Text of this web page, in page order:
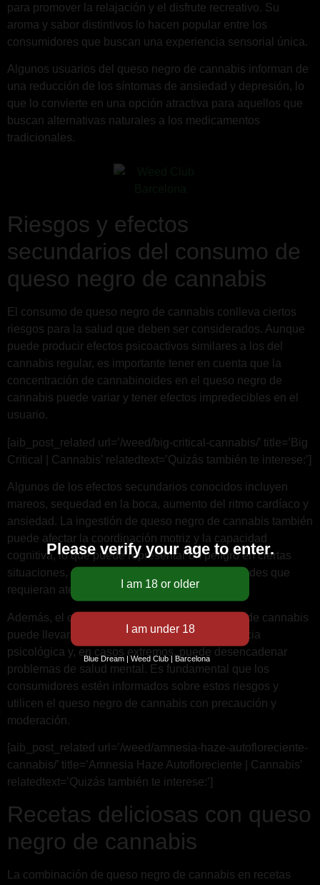
para promover la relajación y el disfrute recreativo. Su
aroma y sabor distintivos lo hacen popular entre los
consumidores que buscan una experiencia sensorial única.
Algunos usuarios del queso negro de cannabis informan de
una reducción de los síntomas de ansiedad y depresión, lo
que lo convierte en una opción atractiva para aquellos que
buscan alternativas naturales a los medicamentos
tradicionales.
Riesgos y efectos
secundarios del consumo de
queso negro de cannabis
El consumo de queso negro de cannabis conlleva ciertos
riesgos para la salud que deben ser considerados. Aunque
puede producir efectos psicoactivos similares a los del
cannabis regular, es importante tener en cuenta que la
concentración de cannabinoides en el queso negro de
cannabis puede variar y tener efectos impredecibles en el
usuario.
[aib_post_related url=’/weed/big-critical-cannabis/’ title=’Big
Critical | Cannabis’ relatedtext=’Quizás también te interese:’]
Algunos de los efectos secundarios conocidos incluyen
mareos, sequedad en la boca, aumento del ritmo cardíaco y
ansiedad. La ingestión de queso negro de cannabis también
puede afectar la coordinación motriz y la capacidad
cognitiva, lo que puede representar un peligro en ciertas
situaciones, como al conducir o realizar actividades que
requieran atención y concentración.
Además, el consumo excesivo de queso negro de cannabis
puede llevar a una mayor tolerancia, dependencia
psicológica y, en casos extremos, puede desencadenar
problemas de salud mental. Es fundamental que los
consumidores estén informados sobre estos riesgos y
utilicen el queso negro de cannabis con precaución y
moderación.
[aib_post_related url=’/weed/amnesia-haze-autofloreciente-
cannabis/’ title=’Amnesia Haze Autofloreciente | Cannabis’
relatedtext=’Quizás también te interese:’]
Recetas deliciosas con queso
negro de cannabis
La combinación de queso negro de cannabis en recetas
Please verify your age to enter.
Blue Dream | Weed Club | Barcelona